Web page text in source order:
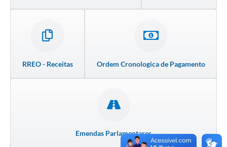
RREO - Receitas Ordem Cronologica de Pagamento
Emendas Parlamentares